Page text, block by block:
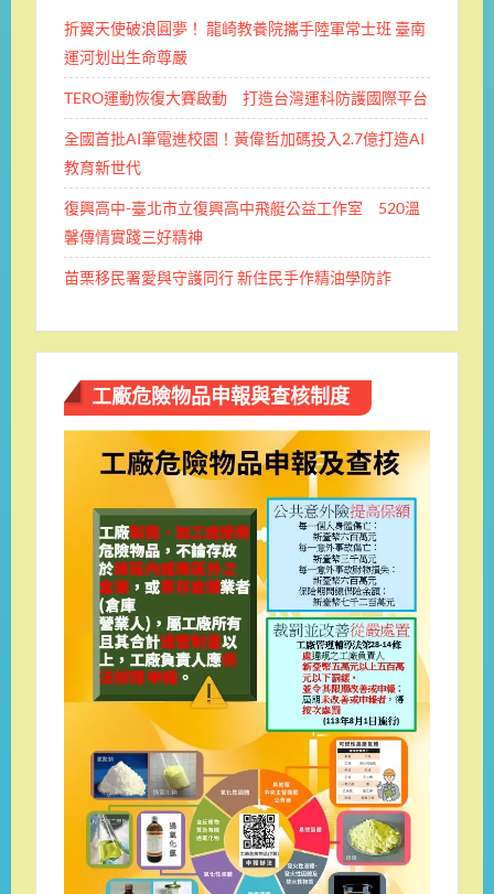
折翼天使破浪圓夢！ 龍崎教養院攜手陸軍常士班 ​臺南
運河划出生命尊嚴
TERO運動恢復大賽啟動 打造台灣運科防護國際平台
全國首批AI筆電進校園！黃偉哲加碼投入2.7億打造AI
教育新世代
復興高中-臺北市立復興高中飛艇公益工作室 520溫
馨傳情實踐三好精神
苗栗移民署愛與守護同行 新住民手作精油學防詐
工廠危險物品申報與查核制度